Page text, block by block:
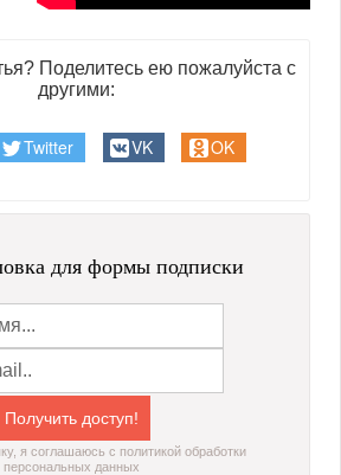
Поделитесь ею пожалуйста с
другими:
Twitter VK OK
для формы подписки
я соглашаюсь с политикой обработки
персональных данных